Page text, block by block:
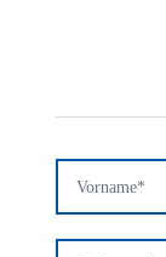
(DE)